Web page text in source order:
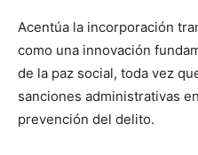
Acentúa la incorporación
como una innovación
de la paz social, toda vez
sanciones administrativas
prevención del delito.